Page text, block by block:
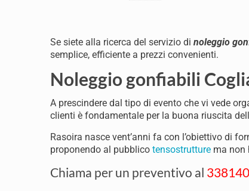
Se siete alla ricerca del servizio di noleggio
semplice, efficiente a prezzi convenienti.
Noleggio gonfiabili
A prescindere dal tipo di evento che vi vede
clienti è fondamentale per la buona riuscita
Rasoira nasce vent’anni fa con l’obiettivo di
proponendo al pubblico tensostrutture ma non
Chiama per un preventivo al